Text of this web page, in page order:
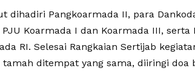
dihadiri Pangkoarmada II, para
PJU Koarmada I dan Koarmada III,
RI. Selesai Rangkaian Sertijab
ditempat yang sama, diiringi doa